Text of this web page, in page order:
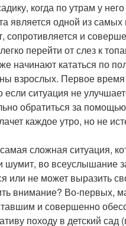
когда по утрам у
является одной из
сопротивляется и
перейти от слез к
кататься по
взрослых. Первое
ситуация не
обратиться за
каждое утро, но не
сложная ситуация,
шумит, во
или не может выразить
внимание? Во-первых,
и совершенно
походу в детский